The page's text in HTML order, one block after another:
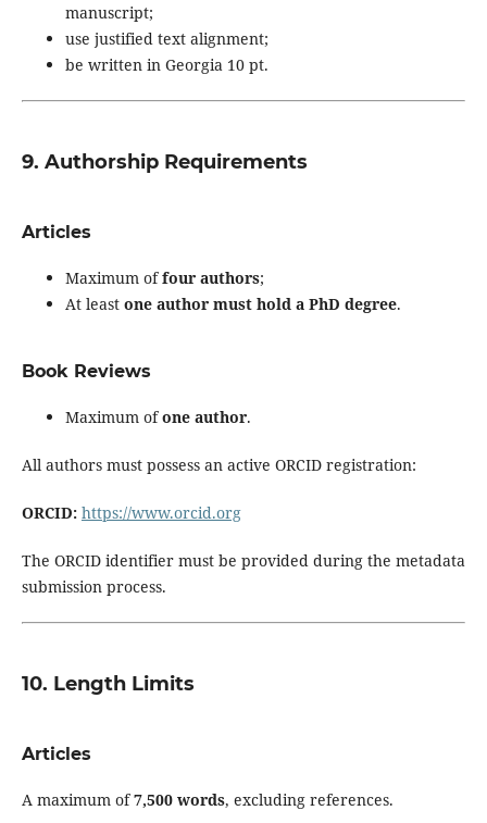
manuscript;
use justified text alignment;
be written in Georgia 10 pt.
9. Authorship Requirements
Articles
Maximum offour authors;
At least one author must hold a PhD degree.
Book Reviews
Maximum ofone author.
All authors must possess an active ORCID registration:
ORCID: https://www.orcid.org
The ORCID identifier must be provided during the metadata
submission process.
10. Length Limits
Articles
A maximum of7,500 words, excluding references.